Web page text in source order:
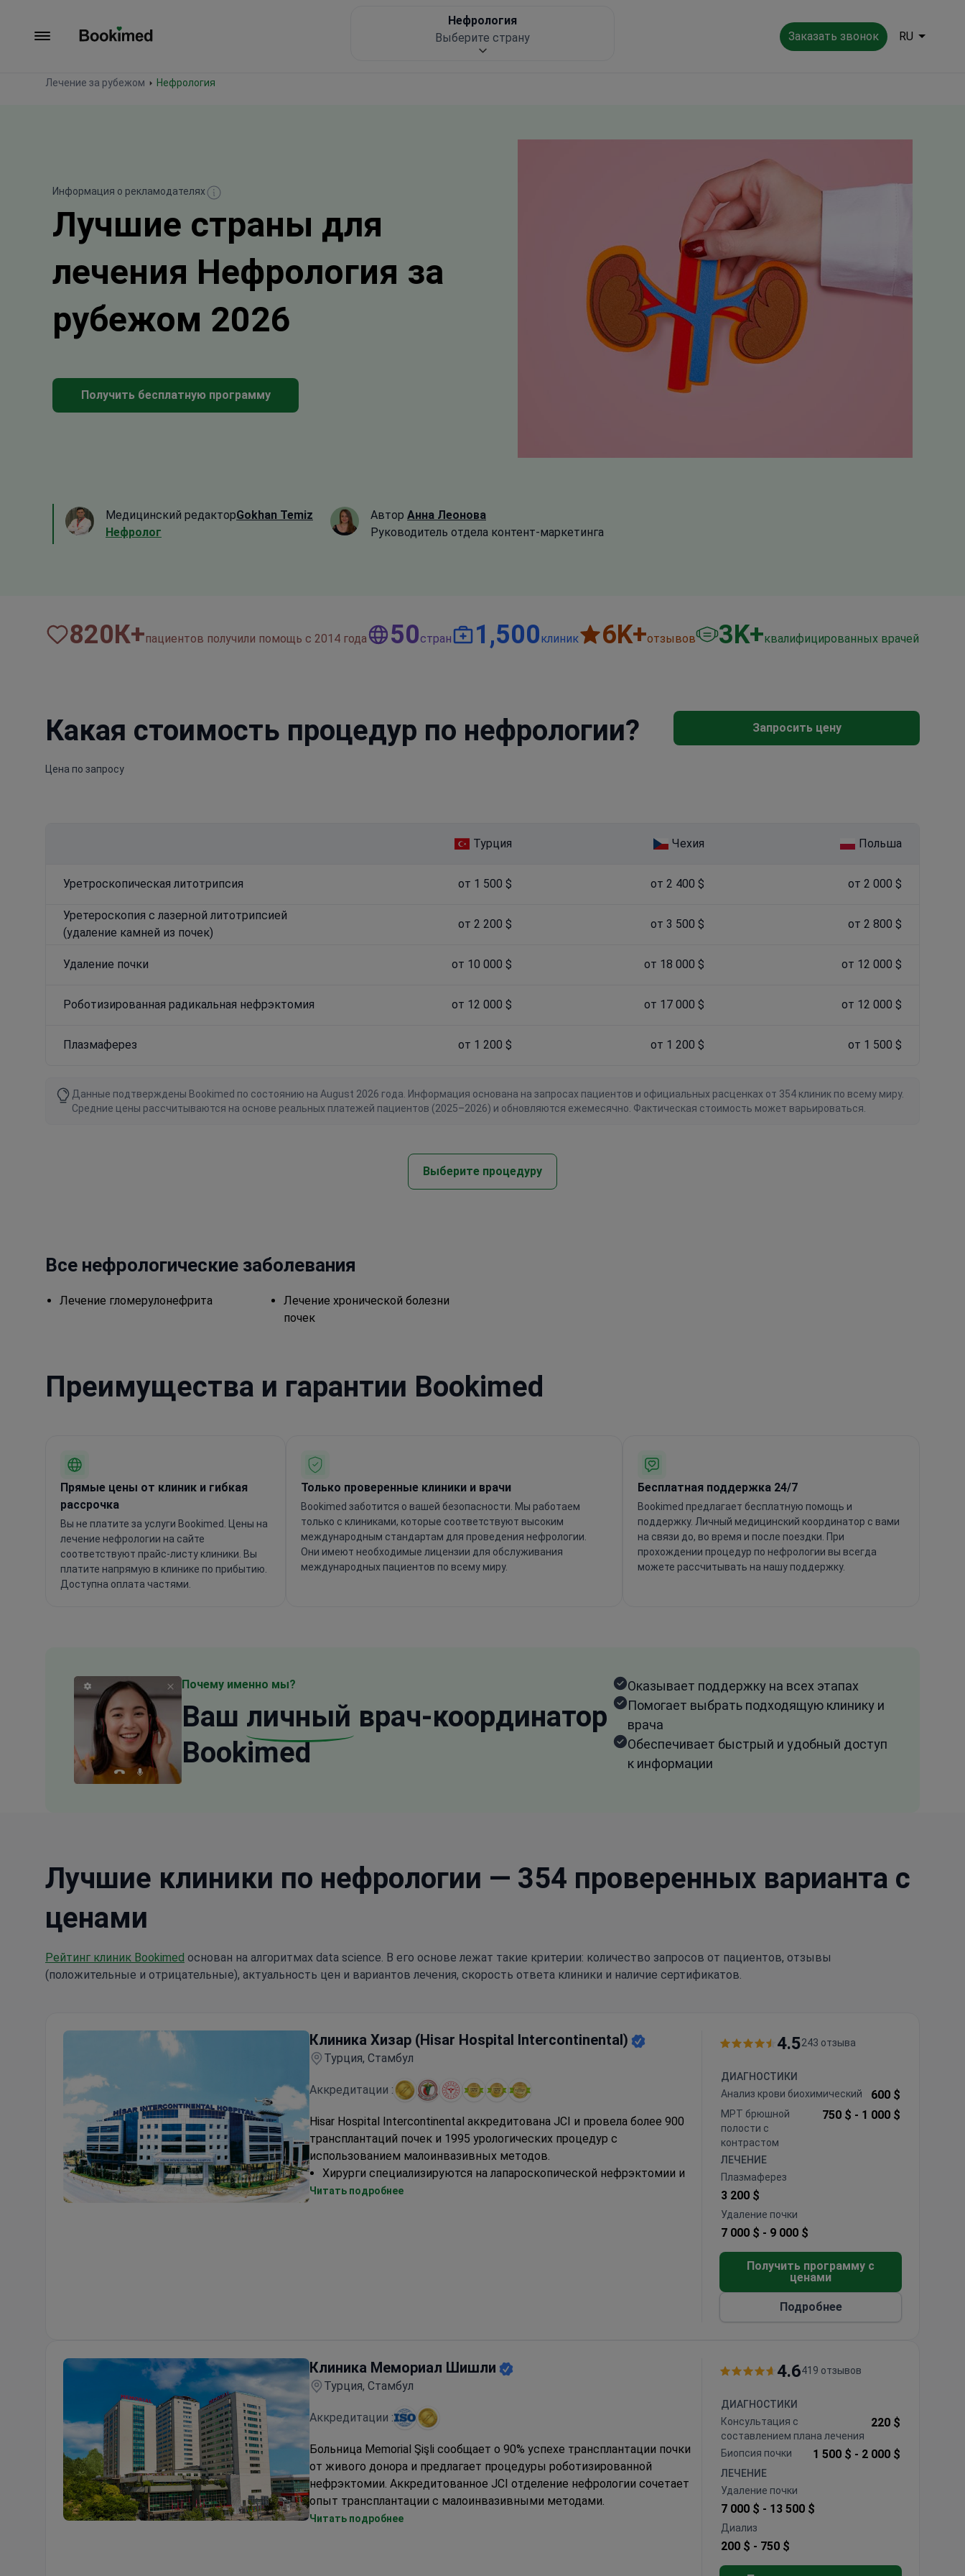
Заказать звонок RU
Лечение за рубежом Нефрология
Нефрология
Выберите страну
Информация о рекламодателях
Лучшие страны для
лечения Нефрология за
рубежом 2026
Получить бесплатную программу
Медицинский редакторGokhan Temiz
Нефролог
Автор Анна Леонова
Руководитель отдела контент-маркетинга
820К+пациентов получили помощь с 2014 года 50стран 1,500клиник 6K+отзывов 3K+квалифицированных врачей
Какая стоимость процедур по нефрологии?
Цена по запросу
Запросить цену
Турция Чехия Польша
Уретроскопическая литотрипсия от 1 500 $ от 2 400 $ от 2 000 $
Уретероскопия с лазерной литотрипсией
(удаление камней из почек)
от 2 200 $ от 3 500 $ от 2 800 $
Удаление почки от 10 000 $ от 18 000 $ от 12 000 $
Роботизированная радикальная нефрэктомия от 12 000 $ от 17 000 $ от 12 000 $
Плазмаферез от 1 200 $ от 1 200 $ от 1 500 $
Данные подтверждены Bookimed по состоянию на August 2026 года. Информация основана на запросах пациентов и официальных расценках от 354 клиник по всему миру.
Средние цены рассчитываются на основе реальных платежей пациентов (2025–2026) и обновляются ежемесячно. Фактическая стоимость может варьироваться.
Выберите процедуру
Все нефрологические заболевания
Лечение гломерулонефрита
Лечение хронической болезни
почек
Преимущества и гарантии Bookimed
Прямые цены от клиник и гибкая
рассрочка
Вы не платите за услуги Bookimed. Цены на
лечение нефрологии на сайте
соответствуют прайс-листу клиники. Вы
платите напрямую в клинике по прибытию.
Доступна оплата частями.
Только проверенные клиники и врачи
Bookimed заботится о вашей безопасности. Мы работаем
только с клиниками, которые соответствуют высоким
международным стандартам для проведения нефрологии.
Они имеют необходимые лицензии для обслуживания
международных пациентов по всему миру.
Бесплатная поддержка 24/7
Bookimed предлагает бесплатную помощь и
поддержку. Личный медицинский координатор с вами
на связи до, во время и после поездки. При
прохождении процедур по нефрологии вы всегда
можете рассчитывать на нашу поддержку.
Почему именно мы?
Ваш личный врач-координатор
Bookimed
Оказывает поддержку на всех этапах
Помогает выбрать подходящую клинику и
врача
Обеспечивает быстрый и удобный доступ
к информации
Лучшие клиники по нефрологии — 354 проверенных варианта с
ценами
Рейтинг клиник Bookimed основан на алгоритмах data science. В его основе лежат такие критерии: количество запросов от пациентов, отзывы
(положительные и отрицательные), актуальность цен и вариантов лечения, скорость ответа клиники и наличие сертификатов.
Клиника Хизар (Hisar Hospital Intercontinental)
Турция, Стамбул
Аккредитации :
Hisar Hospital Intercontinental аккредитована JCI и провела более 900
трансплантаций почек и 1995 урологических процедур с
использованием малоинвазивных методов.
Хирурги специализируются на лапароскопической нефрэктомии и
роботизированных хирургических процедурах
Читать подробнее
4.5243 отзыва
ДИАГНОСТИКИ
Анализ крови биохимический
600 $
МРТ брюшной
полости с
контрастом
750 $ - 1 000 $
ЛЕЧЕНИЕ
Плазмаферез
3 200 $
Удаление почки
7 000 $ - 9 000 $
Получить программу с
ценами
Подробнее
Клиника Мемориал Шишли
Турция, Стамбул
Аккредитации :
Больница Memorial Şişli сообщает о 90% успехе трансплантации почки
от живого донора и предлагает процедуры роботизированной
нефрэктомии. Аккредитованное JCI отделение нефрологии сочетает
опыт трансплантации с малоинвазивными методами.
Роботизированная система Da Vinci используется для процедур
Читать подробнее
4.6419 отзывов
ДИАГНОСТИКИ
Консультация с
составлением плана лечения
220 $
Биопсия почки 1 500 $ - 2 000 $
ЛЕЧЕНИЕ
Удаление почки
7 000 $ - 13 500 $
Диализ
200 $ - 750 $